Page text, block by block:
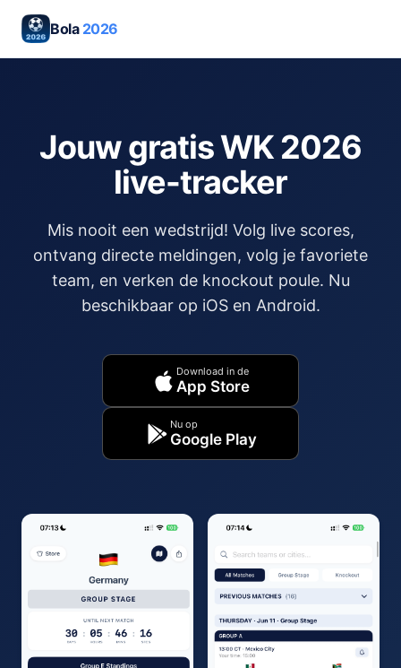
Bola 2026
Jouw gratis WK 2026
live-tracker
Mis nooit een wedstrijd! Volg live scores,
ontvang directe meldingen, volg je favoriete
team, en verken de knockout poule. Nu
beschikbaar op iOS en Android.
Download in de
App Store
Nu op
Google Play